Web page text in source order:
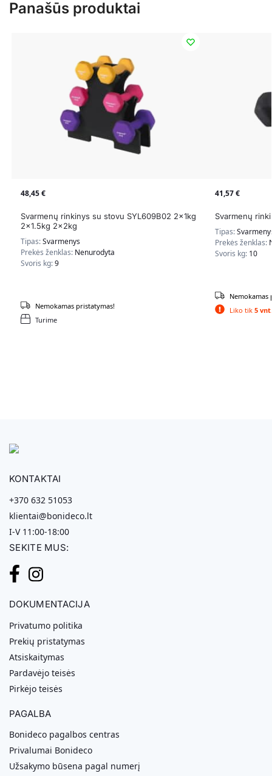
Panašūs produktai
48,45€
Svarmenų rinkinys su stovu SYL609B02 2x1kg
2×1.5kg 2x2kg
Tipas:Svarmenys
Prekės ženklas: Nenurodyta
Svoris kg:9
Turime
Nemokamas pristatymas!
41,57€
Svarmenų
Tipas:
Prekės ženklas:
Svoris kg: 10
Liko tik 5 vnt.
Nemokamas
KONTAKTAI
+370 632 51053
klientai@bonideco.lt
I-V 11:00-18:00
SEKITE MUS:
DOKUMENTACIJA
Privatumo politika
Prekių pristatymas
Atsiskaitymas
Pardavėjo teisės
Pirkėjo teisės
PAGALBA
Bonideco pagalbos centras
Privalumai Bonideco
Užsakymo būsena pagal numerį